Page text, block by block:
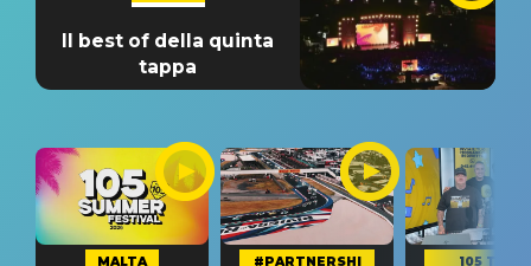
Il best of della quinta
tappa
MALTA
#PARTNERSHI
105 TAKE